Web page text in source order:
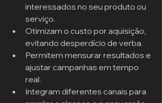
interessados no seu produto ou
serviço.
Otimizam o custo por aquisição,
evitando desperdício de verba.
Permitem mensurar resultados e
ajustar campanhas em tempo
real.
Integram diferentes canais para